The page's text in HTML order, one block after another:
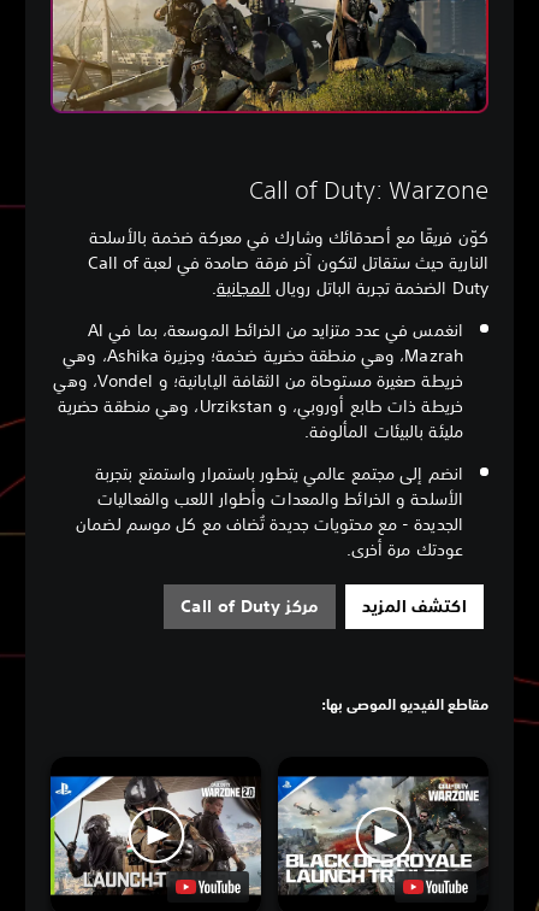
Call of Duty: Warzone
كوّن فريقًا مع أصدقائك وشارك في معركة ضخمة بالأسلحة
النارية حيث ستقاتل لتكون آخر فرقة صامدة في لعبة Call of
Duty الضخمة تجربة الباتل رويال
المجانية.
انغمس في عدد متزايد من الخرائط الموسعة، بما في Al
Mazrah، وهي منطقة حضرية ضخمة؛ وجزيرة Ashika، وهي
خريطة صغيرة مستوحاة من الثقافة اليابانية؛ و Vondel، وهي
خريطة ذات طابع أوروبي، و Urzikstan، وهي منطقة حضرية
مليئة بالبيئات المألوفة.
انضم إلى مجتمع عالمي يتطور باستمرار واستمتع بتجربة
الأسلحة و الخرائط والمعدات وأطوار اللعب والفعاليات
الجديدة - مع محتويات جديدة تُضاف مع كل موسم لضمان
عودتك مرة أخرى.
اكتشف المزيد مركز Call of Duty
مقاطع الفيديو الموصى بها: